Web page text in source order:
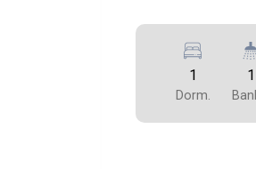
1
Dorm.
1